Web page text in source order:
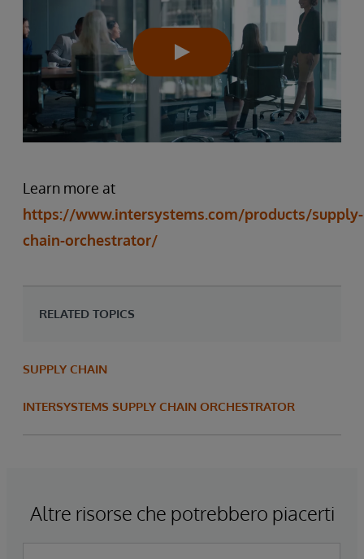
Learn more at
https://www.intersystems.com/products/supply-
chain-orchestrator/
RELATED TOPICS
SUPPLY CHAIN
INTERSYSTEMS SUPPLY CHAIN ORCHESTRATOR
Altre risorse che potrebbero piacerti